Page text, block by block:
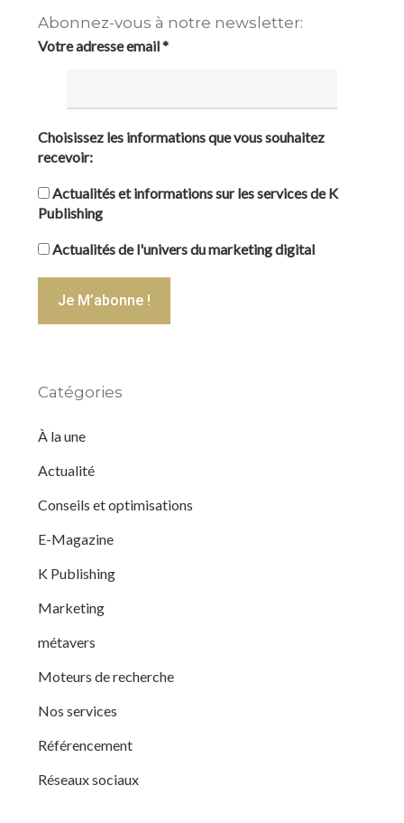
Abonnez-vous à notre newsletter:
Votre adresse email*
Choisissez les informations que vous souhaitez
recevoir:
Actualités et informations sur les services de K
Publishing
Actualités de l'univers du marketing digital
Catégories
À la une
Actualité
Conseils et optimisations
E-Magazine
K Publishing
Marketing
métavers
Moteurs de recherche
Nos services
Référencement
Réseaux sociaux